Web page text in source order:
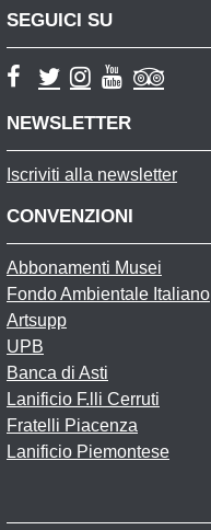
SEGUICI SU
NEWSLETTER
Iscriviti alla newsletter
CONVENZIONI
Abbonamenti Musei
Fondo Ambientale Italiano
Artsupp
UPB
Banca di Asti
Lanificio F.lli Cerruti
Fratelli Piacenza
Lanificio Piemontese